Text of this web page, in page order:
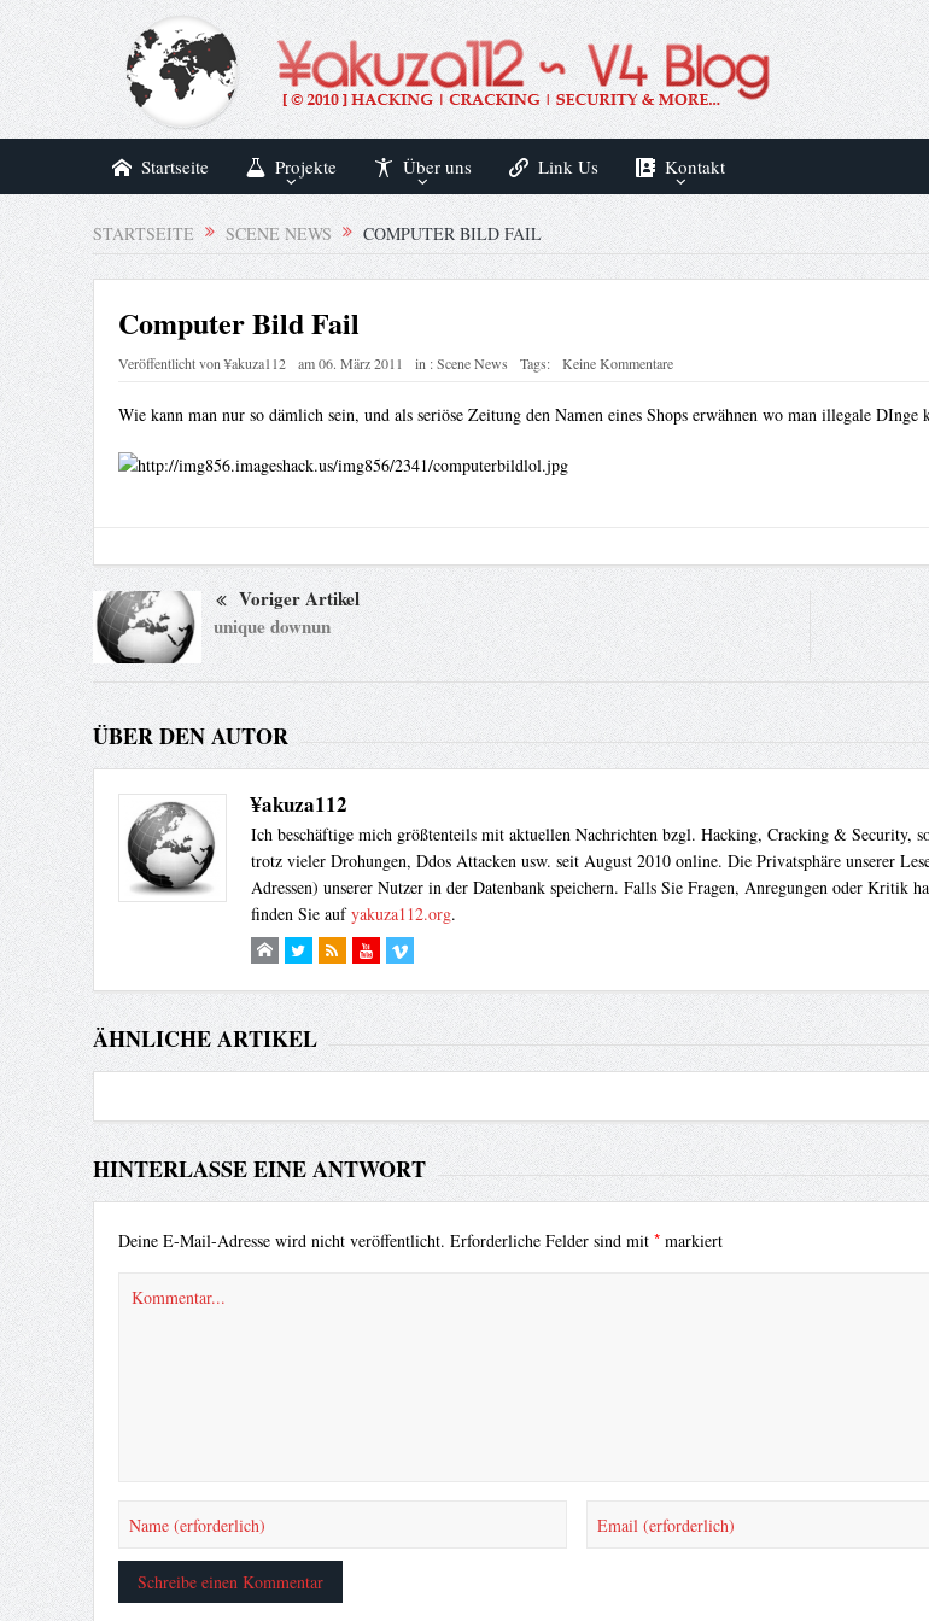
Startseite Projekte Über uns Link Us Kontakt
STARTSEITE SCENE NEWS COMPUTER BILD FAIL
Computer Bild Fail
Veröffentlicht von¥akuza112 am06. März 2011 in :Scene News Tags: Keine Kommentare
Wie kann man nur so dämlich sein, und als seriöse Zeitung den Namen eines Shops erwähnen wo man illegale DInge
Voriger Artikel
unique downun
ÜBER DEN AUTOR
¥akuza112
Ich beschäftige mich größtenteils mit aktuellen Nachrichten bzgl. Hacking, Cracking & Security,
trotz vieler Drohungen, Ddos Attacken usw. seit August 2010 online. Die Privatsphäre unserer
Adressen) unserer Nutzer in der Datenbank speichern. Falls Sie Fragen, Anregungen oder Kritik
finden Sie aufyakuza112.org.
ÄHNLICHE ARTIKEL
HINTERLASSE EINE ANTWORT
Deine E-Mail-Adresse wird nicht veröffentlicht. Erforderliche Felder sind mit *markiert